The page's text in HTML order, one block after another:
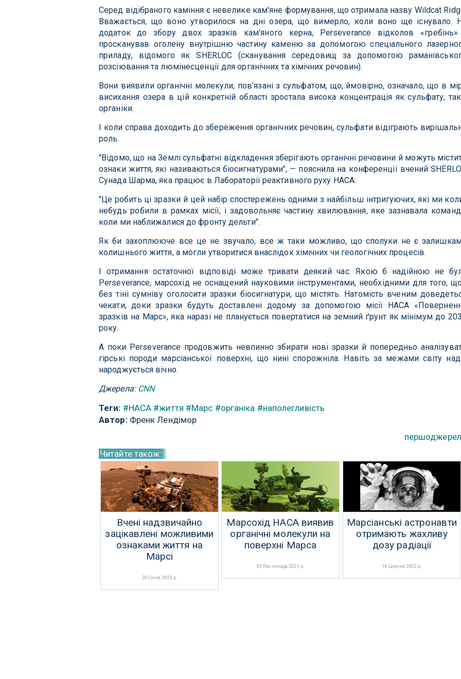
Серед відібраного каміння є невелике кам'яне формування, що отримала назву Wildcat
Вважається, що воно утворилося на дні озера, що вимерло, коли воно ще існувало.
додаток до збору двох зразків кам'яного керна, Perseverance відколов «гребінь»
просканував оголену внутрішню частину каменю за допомогою спеціального
приладу, відомого як SHERLOC (сканування середовищ за допомогою
розсіювання та люмінесценції для органічних та хімічних речовин).
Вони виявили органічні молекули, пов'язані з сульфатом, що, ймовірно, означало, що в
висихання озера в цій конкретній області зростала висока концентрація як сульфату,
органіки.
І коли справа доходить до збереження органічних речовин, сульфати відіграють
роль.
"Відомо, що на Землі сульфатні відкладення зберігають органічні речовини й можуть
ознаки життя, які називаються біосигнатурами", — пояснила на конференції вчений
Сунада Шарма, яка працює в Лабораторії реактивного руху НАСА.
"Це робить ці зразки й цей набір спостережень одними з найбільш інтригуючих, які ми
небудь робили в рамках місії, і задовольняє частину хвилювання, яке зазнавала
коли ми наближалися до фронту дельти".
Як би захоплююче все це не звучало, все ж таки можливо, що сполуки не є
колишнього життя, а могли утворитися внаслідок хімічних чи геологічних процесів.
І отримання остаточної відповіді може тривати деякий час. Якою б надійною не
Perseverance, марсохід не оснащений науковими інструментами, необхідними для того,
без тіні сумніву оголосити зразки біосигнатури, що містять. Натомість вченим
чекати, доки зразки будуть доставлені додому за допомогою місії НАСА
зразків на Марс», яка наразі не планується повертатися на земний ґрунт як мінімум до
року.
А поки Perseverance продовжить невпинно збирати нові зразки й попередньо
гірські породи марсіанської поверхні, що нині спорожніла. Навіть за межами світу
народжується вічно.
Джерела: CNN
Теги: #НАСА #життя #Марс #органіка #наполегливість
Автор:Френк Лендімор
Читайте також:
Вчені надзвичайно
зацікавлені можливими
ознаками життя на
Марсі
20 Січня 2022 р.
Марсохід НАСА виявив
органічні молекули на
поверхні Марса
03 Листопада 2021 р.
Марсіанські астронавти
отримають жахливу
дозу радіації
16 Серпня 2022 р.